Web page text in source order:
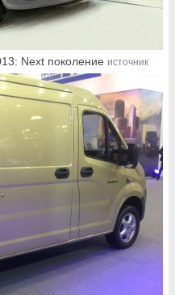
Next поколение источник